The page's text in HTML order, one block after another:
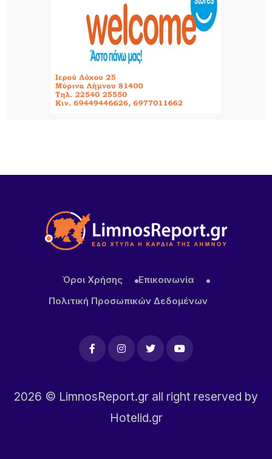
17 ΏΡΕΣ ΠΡΙΝ
Παρουσίαση της νέας εφαρμογής MYAGRO για
τους αγρότες από τον Πρωθυπουργό – «Η χώρα
δεν μπορεί να είναι αιχμάλωτη των κυκλωμάτων»
18 ΏΡΕΣ ΠΡΙΝ
Κατασχέθηκαν προϊόντα χωρίς παραστατικά στο
Λιμένα Μύρινας λόγω εργασιών επισκευής αγωγού
22 ΏΡΕΣ ΠΡΙΝ
ΜΕΒΓΑΛ: Με γιαούρτι και φέτα ενισχύει τη θέση
της στις διεθνείς αγορές
Όροι Χρήσης
Επικοινωνία
Πολιτική Προσωπικών Δεδομένων
2026 © LimnosReport.gr all right reserved by
Hotelid.gr